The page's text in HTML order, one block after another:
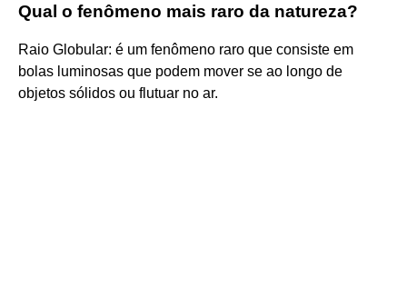
Qual o fenômeno mais raro da natureza?
Raio Globular: é um fenômeno raro que consiste em
bolas luminosas que podem mover se ao longo de
objetos sólidos ou flutuar no ar.